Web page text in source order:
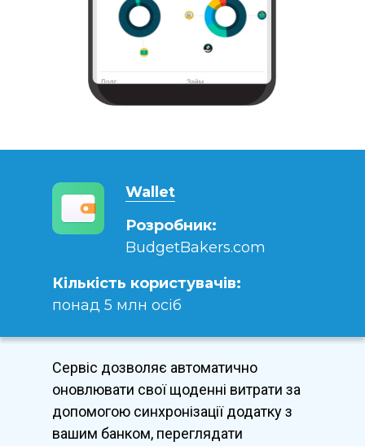
Сервіс дозволяє автоматично
оновлювати свої щоденні витрати за
допомогою синхронізації додатку з
вашим банком, переглядати
Wallet
Розробник:
BudgetBakers.com
Кількість користувачів:
понад 5 млн осіб